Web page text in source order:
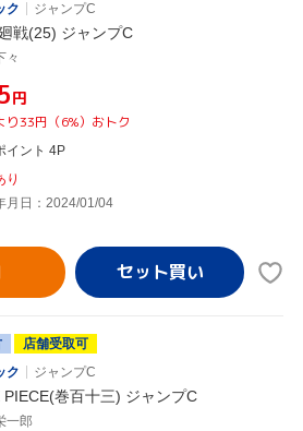
ク
ジャンプC
戦(25) ジャンプC
々
円
り33円（6%）おトク
イント 4P
り
月日：2024/01/04
店舗受取可
ク
ジャンプC
PIECE(巻百十三) ジャンプC
一郎